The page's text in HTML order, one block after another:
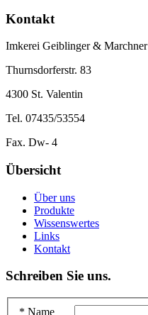
Kontakt
Imkerei Geiblinger & Marchner
Thurnsdorferstr. 83
4300 St. Valentin
Tel. 07435/53554
Fax. Dw- 4
Übersicht
Über uns
Produkte
Wissenswertes
Links
Kontakt
Schreiben Sie uns.
* Name